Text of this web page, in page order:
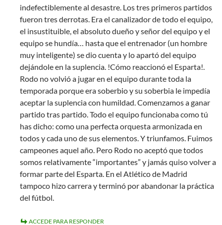
indefectiblemente al desastre. Los tres primeros partidos
fueron tres derrotas. Era el canalizador de todo el equipo,
el insustituible, el absoluto dueño y señor del equipo y el
equipo se hundía… hasta que el entrenador (un hombre
muy inteligente) se dio cuenta y lo apartó del equipo
dejándole en la suplencia. !Cómo reaccionó el Esparta!.
Rodo no volvió a jugar en el equipo durante toda la
temporada porque era soberbio y su soberbia le impedía
aceptar la suplencia con humildad. Comenzamos a ganar
partido tras partido. Todo el equipo funcionaba como tú
has dicho: como una perfecta orquesta armonizada en
todos y cada uno de sus elementos. Y triunfamos. Fuimos
campeones aquel año. Pero Rodo no aceptó que todos
somos relativamente “importantes” y jamás quiso volver a
formar parte del Esparta. En el Atlético de Madrid
tampoco hizo carrera y terminó por abandonar la práctica
del fútbol.
ACCEDE PARA RESPONDER